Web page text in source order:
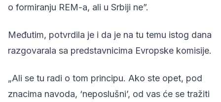
o formiranju REM-a, ali u Srbiji ne”.
Međutim, potvrdila je i da je na tu temu istog dana
razgovarala sa predstavnicima Evropske komisije.
„Ali se tu radi o tom principu. Ako ste opet, pod
znacima navoda, ‘neposlušni’, od vas će se tražiti